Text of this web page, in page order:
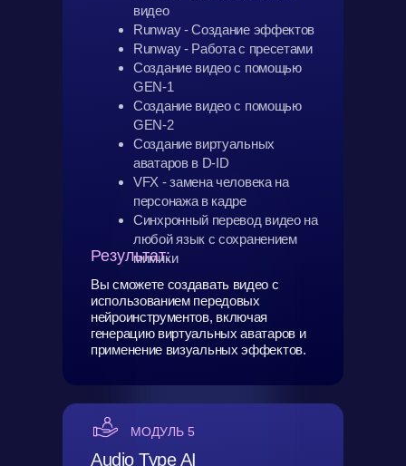
видео
Runway - Создание эффектов
Runway - Работа с пресетами
Создание видео с помощью
GEN-1
Создание видео с помощью
GEN-2
Создание виртуальных
аватаров в D-ID
VFX - замена человека на
персонажа в кадре
Синхронный перевод видео на
любой язык с сохранением
мимики
Результат:
Вы сможете создавать видео с
использованием передовых
нейроинструментов, включая
генерацию виртуальных аватаров и
применение визуальных эффектов.
МОДУЛЬ 5
Audio Type AI